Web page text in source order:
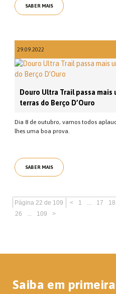
SABER MAIS
29.09.2022
Douro Ultra Trail passa mais
terras do Berço D’Ouro
Dia 8 de outubro, vamos todos
lhes uma boa prova.
SABER MAIS
Página 22 de 109 < 1 ... 17 18
26
... 109 >
Saiba em